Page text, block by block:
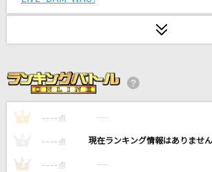
サクラキミワタシ
ずっと真夜中でいいのに。
[生音]心という名の不可解
Ado
1 ---- 点 ----
---- 点 ----
3 ---- 点 ----